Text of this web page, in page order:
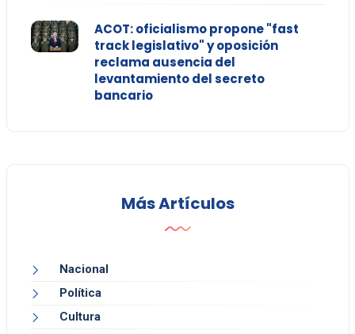
ACOT: oficialismo propone "fast
track legislativo" y oposición
reclama ausencia del
levantamiento del secreto
bancario
Más Artículos
Nacional
Política
Cultura